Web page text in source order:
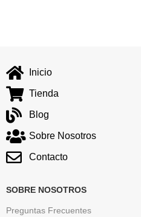
Inicio
Tienda
Blog
Sobre Nosotros
Contacto
SOBRE NOSOTROS
Preguntas Frecuentes